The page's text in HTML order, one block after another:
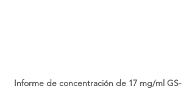
Informe de concentración de 17 mg/ml GS-